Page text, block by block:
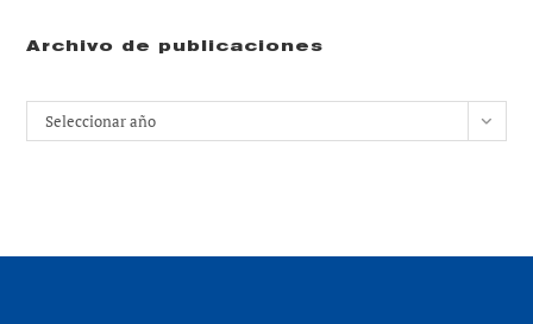
Archivo de publicaciones
Archivos
Seleccionar año